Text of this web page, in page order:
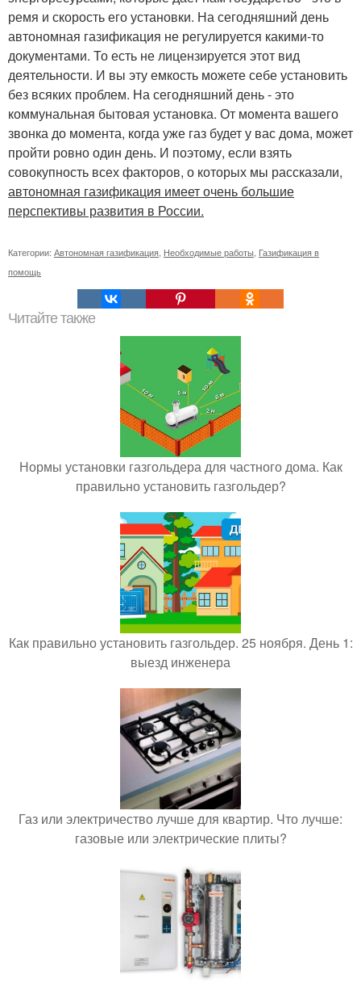
ремя и скорость его установки. На сегодняшний день
автономная газификация не регулируется какими-то
документами. То есть не лицензируется этот вид
деятельности. И вы эту емкость можете себе установить
без всяких проблем. На сегодняшний день - это
коммунальная бытовая установка. От момента вашего
звонка до момента, когда уже газ будет у вас дома, может
пройти ровно один день. И поэтому, если взять
совокупность всех факторов, о которых мы рассказали,
автономная газификация имеет очень большие
перспективы развития в России.
Категории: Автономная газификация, Необходимые работы, Газификация в
помощь
Читайте также
Нормы установки газгольдера для частного дома. Как
правильно установить газгольдер?
Как правильно установить газгольдер. 25 ноября. День 1:
выезд инженера
Газ или электричество лучше для квартир. Что лучше:
газовые или электрические плиты?